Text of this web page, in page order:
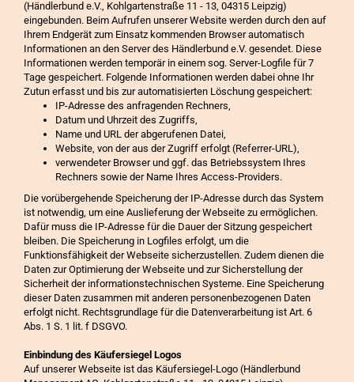
(Händlerbund e.V., Kohlgartenstraße 11 - 13, 04315 Leipzig)
eingebunden. Beim Aufrufen unserer Website werden durch den auf
Ihrem Endgerät zum Einsatz kommenden Browser automatisch
Informationen an den Server des Händlerbund e.V. gesendet. Diese
Informationen werden temporär in einem sog. Server-Logfile für 7
Tage gespeichert. Folgende Informationen werden dabei ohne Ihr
Zutun erfasst und bis zur automatisierten Löschung gespeichert:
IP-Adresse des anfragenden Rechners,
Datum und Uhrzeit des Zugriffs,
Name und URL der abgerufenen Datei,
Website, von der aus der Zugriff erfolgt (Referrer-URL),
verwendeter Browser und ggf. das Betriebssystem Ihres
Rechners sowie der Name Ihres Access-Providers.
Die vorübergehende Speicherung der IP-Adresse durch das System
ist notwendig, um eine Auslieferung der Webseite zu ermöglichen.
Dafür muss die IP-Adresse für die Dauer der Sitzung gespeichert
bleiben. Die Speicherung in Logfiles erfolgt, um die
Funktionsfähigkeit der Webseite sicherzustellen. Zudem dienen die
Daten zur Optimierung der Webseite und zur Sicherstellung der
Sicherheit der informationstechnischen Systeme. Eine Speicherung
dieser Daten zusammen mit anderen personenbezogenen Daten
erfolgt nicht. Rechtsgrundlage für die Datenverarbeitung ist Art. 6
Abs. 1 S. 1 lit. f DSGVO.
Einbindung des Käufersiegel Logos
Auf unserer Webseite ist das Käufersiegel-Logo (Händlerbund